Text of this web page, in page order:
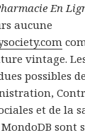
En
aucune
vintage.
possibles
et de la
sont